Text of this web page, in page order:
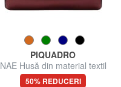
PIQUADRO
NAE Husă din material textil
50% REDUCERI